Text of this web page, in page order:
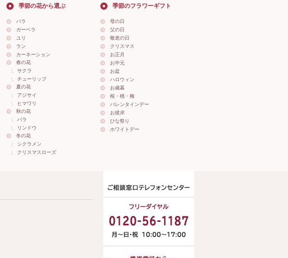
季節の花から選ぶ
バラ
ガーベラ
ユリ
ラン
カーネーション
春の花
サクラ
チューリップ
夏の花
アジサイ
ヒマワリ
秋の花
バラ
リンドウ
冬の花
シクラメン
クリスマスローズ
季節のフラワーギフト
母の日
父の日
敬老の日
クリスマス
お正月
お中元
お盆
ハロウィン
お歳暮
桜・桃・梅
バレンタインデー
お彼岸
ひな祭り
ホワイトデー